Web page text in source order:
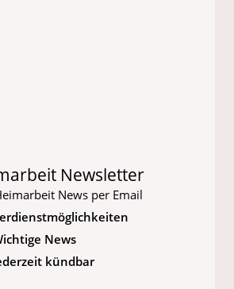
Newsletter
News per Email
News
kündbar